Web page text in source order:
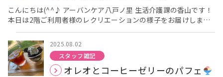
方に差は当たり
プレゼントが
私のにはないよ
ー！あったあったー！と楽しんで頂けました
二つ目のまさか
のプレゼントにみなさん大賑わいでした
たくさんの方に楽
しんでいただけて、 今年も大成功となりました
らも、楽しいイベントをたくさん考えさせていただきますので お
楽しみにお待ちください
こんにちは(^^♪ アーバンケア八戸ノ里 生活介護課の香山です！
本日は2階ご利用者様のレクリエーションの様子をお届けします
狙いをつけて投げます！皆様真剣な表情です(^^)/ 次回も
レクリエーションの様子をお届けいたします(^^♪(^^♪
2025.08.02
スタッフ雑記
オレオとコーヒーゼリーのパフェ